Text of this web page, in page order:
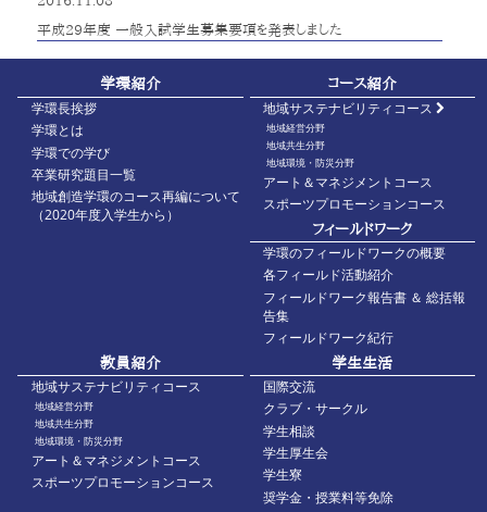
平成29年度 一般入試学生募集要項を発表しました
学環紹介
学環長挨拶
学環とは
学環での学び
卒業研究題目一覧
地域創造学環のコース再編について
（2020年度入学生から）
コース紹介
地域サステナビリティコース
地域経営分野
地域共生分野
地域環境・防災分野
アート＆マネジメントコース
スポーツプロモーションコース
フィールドワーク
学環のフィールドワークの概要
各フィールド活動紹介
フィールドワーク報告書 ＆ 総括報
告集
フィールドワーク紀行
教員紹介
地域サステナビリティコース
地域経営分野
地域共生分野
地域環境・防災分野
アート＆マネジメントコース
スポーツプロモーションコース
学生生活
国際交流
クラブ・サークル
学生相談
学生厚生会
学生寮
奨学金・授業料等免除